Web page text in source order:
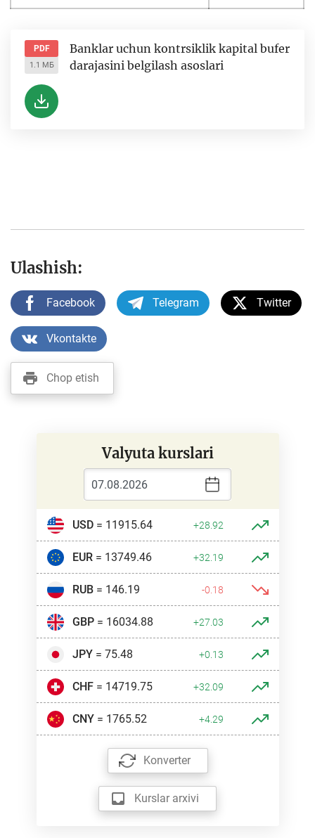
PDF
1.1 МБ
Banklar uchun kontrsiklik kapital bufer
darajasini belgilash asoslari
Ulashish:
Facebook Telegram Twitter
Vkontakte
Chop etish
Valyuta kurslari
USD= 11915.64 +28.92
EUR= 13749.46 +32.19
RUB= 146.19 -0.18
GBP= 16034.88 +27.03
JPY= 75.48 +0.13
CHF= 14719.75 +32.09
CNY= 1765.52 +4.29
Konverter
Kurslar arxivi